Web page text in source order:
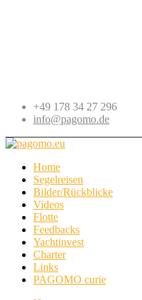
+49 178 34 27 296
info@pagomo.de
Home
Segelreisen
Bilder/Rückblicke
Videos
Flotte
Feedbacks
Yachtinvest
Charter
Links
PAGOMO curie